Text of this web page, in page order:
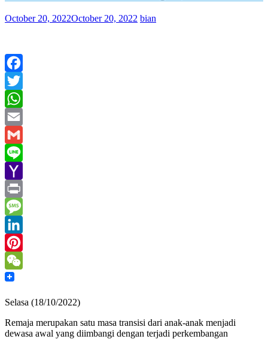
October 20, 2022October 20, 2022 bian
Facebook
Twitter
WhatsApp
Email
Gmail
Line
Yahoo
Mail
Print
Message
LinkedIn
Pinterest
WeChat
Selasa (18/10/2022)
Remaja merupakan satu masa transisi dari anak-anak menjadi
dewasa awal yang diimbangi dengan terjadi perkembangan